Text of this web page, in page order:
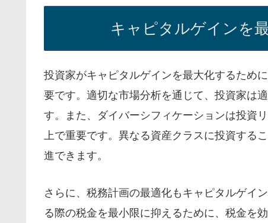
キャピタルゲインを
投資家がキャピタルゲインを最大化するため
要です。適切な市場分析を通じて、投資家は
す。また、ダイバーシフィケーションは投資
上で重要です。異なる資産クラスに投資する
進できます。
さらに、税務計画の最適化もキャピタルゲイ
る際の税金を最小限に抑えるために、税金を